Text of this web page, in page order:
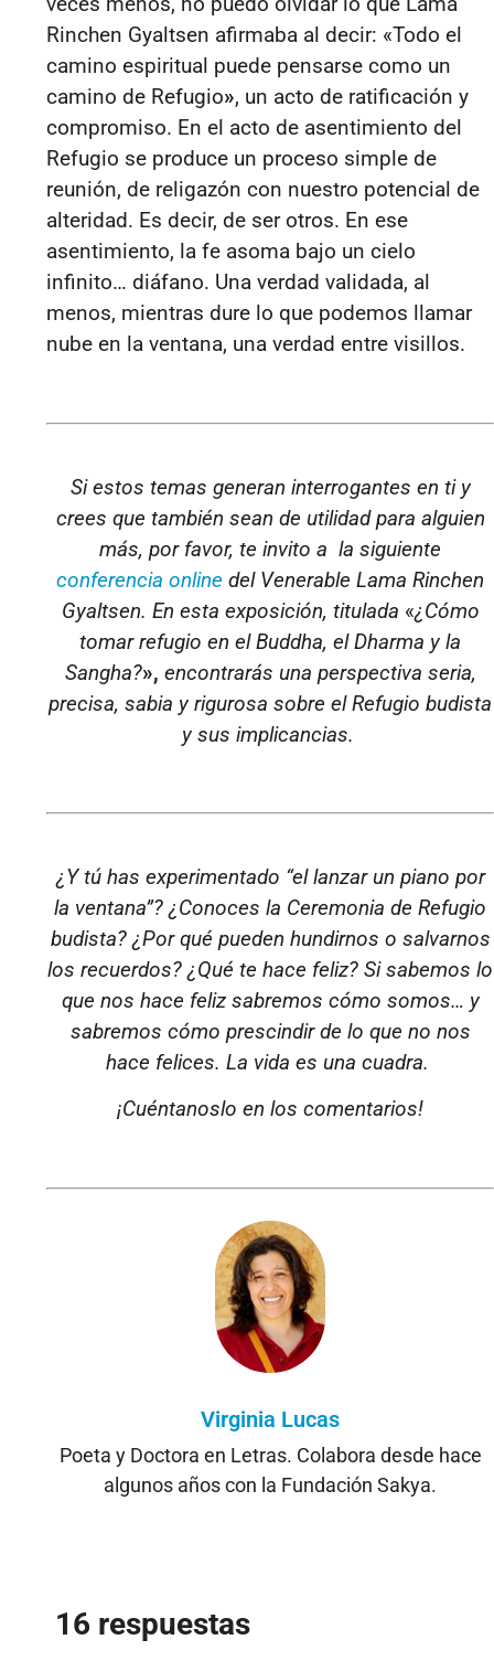
Rinchen Gyaltsen afirmaba al decir: «Todo el
camino espiritual puede pensarse como un
camino de Refugio», un acto de ratificación y
compromiso. En el acto de asentimiento del
Refugio se produce un proceso simple de
reunión, de religazón con nuestro potencial de
alteridad. Es decir, de ser otros. En ese
asentimiento, la fe asoma bajo un cielo
infinito… diáfano. Una verdad validada, al
menos, mientras dure lo que podemos llamar
nube en la ventana, una verdad entre visillos.
Si estos temas generan interrogantes en ti y
crees que también sean de utilidad para alguien
más, por favor, te invito a la siguiente
conferencia online del Venerable Lama Rinchen
Gyaltsen. En esta exposición, titulada «¿Cómo
tomar refugio en el Buddha, el Dharma y la
Sangha?», encontrarás una perspectiva seria,
precisa, sabia y rigurosa sobre el Refugio budista
y sus implicancias.
¿Y tú has experimentado “el lanzar un piano por
la ventana”? ¿Conoces la Ceremonia de Refugio
budista? ¿Por qué pueden hundirnos o salvarnos
los recuerdos? ¿Qué te hace feliz? Si sabemos lo
que nos hace feliz sabremos cómo somos… y
sabremos cómo prescindir de lo que no nos
hace felices. La vida es una cuadra.
¡Cuéntanoslo en los comentarios!
Virginia Lucas
Poeta y Doctora en Letras. Colabora desde hace
algunos años con la Fundación Sakya.
16 respuestas